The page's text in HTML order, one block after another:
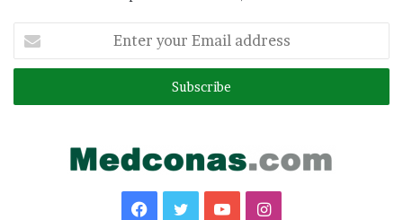
your
Email
Facebook
TwitterYouTubeInstagram